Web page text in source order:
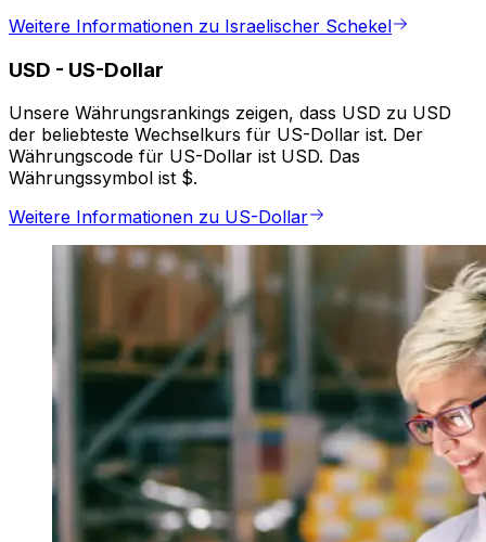
Weitere Informationen zu Israelischer Schekel
USD - US-Dollar
Unsere Währungsrankings zeigen, dass USD zu USD
der beliebteste Wechselkurs für US-Dollar ist. Der
Währungscode für US-Dollar ist USD. Das
Währungssymbol ist $.
Weitere Informationen zu US-Dollar